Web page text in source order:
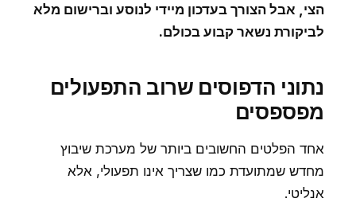
הצי, אבל הצורך בעדכון מיידי לנוסע וברישום מלא
לביקורת נשאר קבוע בכולם.
נתוני הדפוסים שרוב התפעולים
מפספסים
אחד הפלטים החשובים ביותר של מערכת שיבוץ
מחדש שמתועדת כמו שצריך אינו תפעולי, אלא
אנליטי.